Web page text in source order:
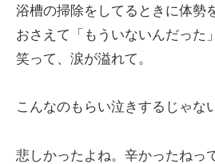
浴槽の掃除をしてるときに体勢
おさえて「もういないんだった
笑って、涙が溢れて。
こんなのもらい泣きするじゃな
悲しかったよね。辛かったねっ